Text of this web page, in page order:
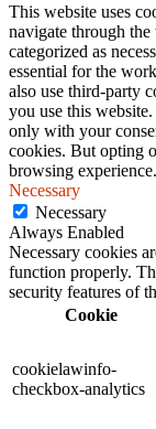
This website uses
navigate through the
categorized as
essential for the
also use third-party
you use this
only with your
cookies. But opting
browsing experience.
Necessary
Necessary
Always Enabled
Necessary cookies
function properly.
security features of
Cookie
cookielawinfo-
checkbox-analytics